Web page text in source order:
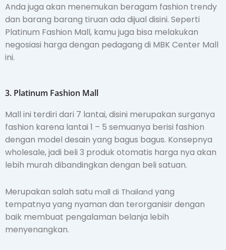
Anda juga akan menemukan beragam fashion trendy
dan barang barang tiruan ada dijual disini. Seperti
Platinum Fashion Mall, kamu juga bisa melakukan
negosiasi harga dengan pedagang di MBK Center Mall
ini.
3. Platinum Fashion Mall
Mall ini terdiri dari 7 lantai, disini merupakan surganya
fashion karena lantai 1 – 5 semuanya berisi fashion
dengan model desain yang bagus bagus. Konsepnya
wholesale, jadi beli 3 produk otomatis harga nya akan
lebih murah dibandingkan dengan beli satuan.
Merupakan salah satu mall di Thailand yang
tempatnya yang nyaman dan terorganisir dengan
baik membuat pengalaman belanja lebih
menyenangkan.